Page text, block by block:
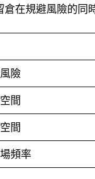
倉在規避風險的同
險
間
間
頻率